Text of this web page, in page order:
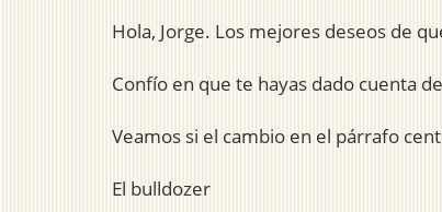
Hola, Jorge. Los mejores deseos de
Confío en que te hayas dado cuenta
Veamos si el cambio en el párrafo
El bulldozer